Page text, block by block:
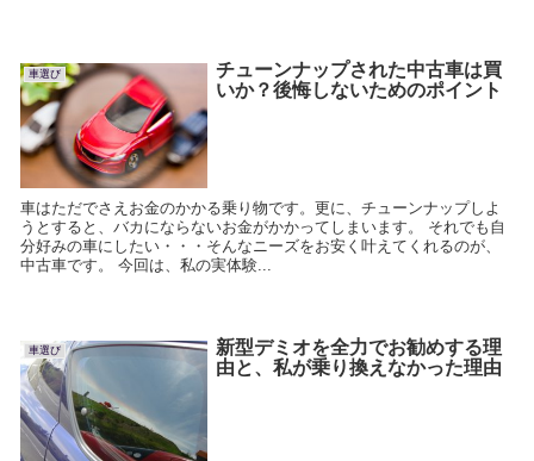
車選び
チューンナップされた中古車は買
いか？後悔しないためのポイント
車はただでさえお金のかかる乗り物です。更に、チューンナップしよ
うとすると、バカにならないお金がかかってしまいます。 それでも自
分好みの車にしたい・・・そんなニーズをお安く叶えてくれるのが、
中古車です。 今回は、私の実体験...
車選び
新型デミオを全力でお勧めする理
由と、私が乗り換えなかった理由